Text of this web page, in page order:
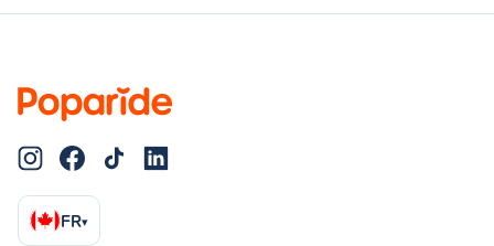
FR▾